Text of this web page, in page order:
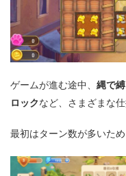
ゲームが進む途中、 縄で
ロック など、さまざまな
最初はターン数が多いた